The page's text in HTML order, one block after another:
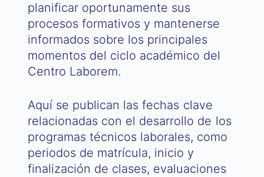
planificar oportunamente sus
procesos formativos y mantenerse
informados sobre los principales
momentos del ciclo académico del
Centro Laborem.
Aquí se publican las fechas clave
relacionadas con el desarrollo de los
programas técnicos laborales, como
periodos de matrícula, inicio y
finalización de clases, evaluaciones